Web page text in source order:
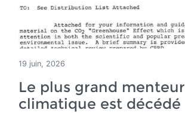
19 juin, 2026
Le plus grand menteur
climatique est décédé